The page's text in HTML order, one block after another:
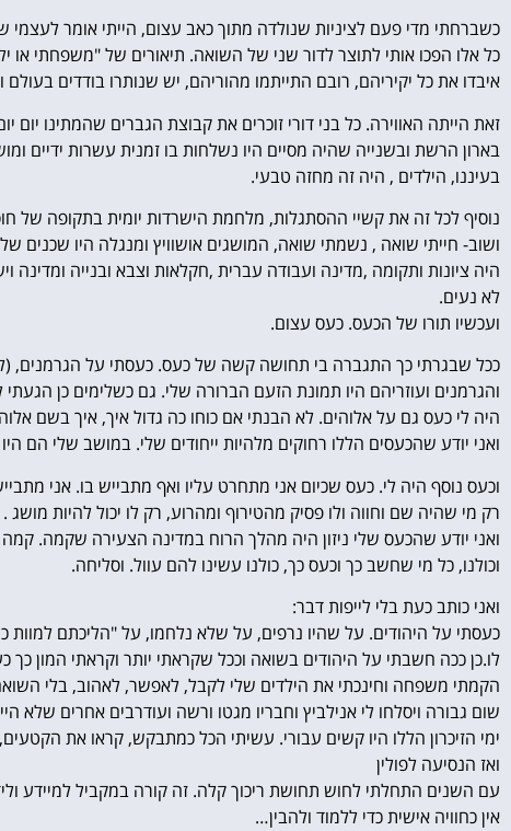
כשברחתי מדי פעם לציניות שנולדה מתוך כאב עצום, הייתי אומר לעצמי
כל אלו הפכו אותי לתוצר לדור שני של השואה. תיאורים של "משפחתי או
איבדו את כל יקיריהם, רובם התייתמו מהוריהם, יש שנותרו בודדים
זאת הייתה האווירה. כל בני דורי זוכרים את קבוצת הגברים שהמתינו
בארון הרשת ובשנייה שהיה מסיים היו נשלחות בו זמנית עשרות ידיים
בעיננו, הילדים , היה זה מחזה טבעי.
נוסיף לכל זה את קשיי ההסתגלות, מלחמת הישרדות יומית בתקופה של
ושוב- חייתי שואה , נשמתי שואה, המושגים אושוויץ ומנגלה היו
היה ציונות ותקומה ,מדינה ועבודה עברית ,חקלאות וצבא ובנייה
לא נעים.
ועכשיו תורו של הכעס. כעס עצום.
ככל שבגרתי כך התגברה בי תחושה קשה של כעס. כעסתי על הגרמנים,
והגרמנים ועוזריהם היו תמונת הזעם הברורה שלי. גם כשלימים כן
היה לי כעס גם על אלוהים. לא הבנתי אם כוחו כה גדול איך, איך בשם
ואני יודע שהכעסים הללו רחוקים מלהיות ייחודים שלי. במושב שלי הם
וכעס נוסף היה לי. כעס שכיום אני מתחרט עליו ואף מתבייש בו. אני
רק מי שהיה שם וחווה ולו פסיק מהטירוף ומהרוע, רק לו יכול להיות
ואני יודע שהכעס שלי ניזון היה מהלך הרוח במדינה הצעירה שקמה.
וכולנו, כל מי שחשב כך וכעס כך, כולנו עשינו להם עוול. וסליחה.
ואני כותב כעת בלי לייפות דבר:
כעסתי על היהודים. על שהיו נרפים, על שלא נלחמו, על "הליכתם למוות
לו.כן ככה חשבתי על היהודים בשואה וככל שקראתי יותר וקראתי המון כך
הקמתי משפחה וחינכתי את הילדים שלי לקבל, לאפשר, לאהוב, בלי
שום גבורה ויסלחו לי אנילביץ וחבריו מגטו ורשה ועודרבים אחרים שלא
ימי הזיכרון הללו היו קשים עבורי. עשיתי הכל כמתבקש, קראו את
ואז הנסיעה לפולין
עם השנים התחלתי לחוש תחושת ריכוך קלה. זה קורה במקביל למיידע
אין כחוויה אישית כדי ללמוד ולהבין…